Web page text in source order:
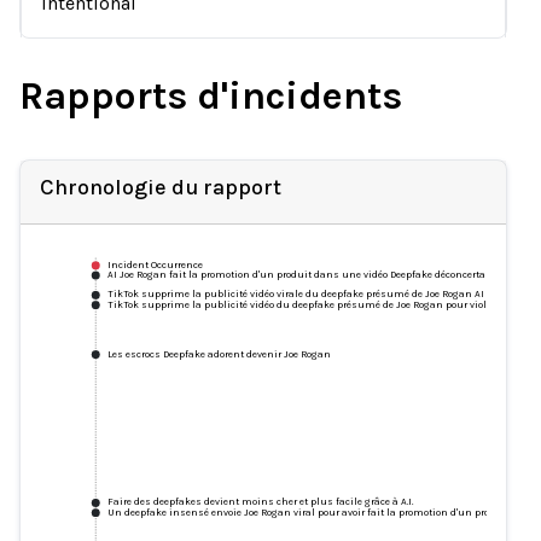
Rapports d'incidents
Chronologie du rapport
Incident Occurrence
AI Joe Rogan fait la promotion d'un produit dans une vidéo Deepfake déconcertante
TikTok supprime la publicité vidéo virale du deepfake présumé de Joe Rogan AI
TikTok supprime la publicité vidéo du deepfake présumé de Joe Rogan pour violation de
Les escrocs Deepfake adorent devenir Joe Rogan
Faire des deepfakes devient moins cher et plus facile grâce à A.I.
Un deepfake insensé envoie Joe Rogan viral pour avoir fait la promotion d'un produit